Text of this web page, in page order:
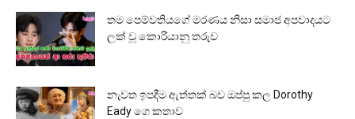
තම පෙම්වතියගේ මරණය නිසා සමාජ අපවාදයට
ලක් වූ කොරියානු තරුව
නැවත ඉපදීම ඇත්තක් බව ඔප්පු කල Dorothy
Eady ගෙ කතාව